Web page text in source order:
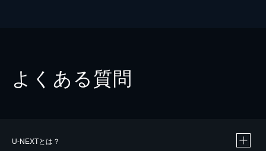
よくある質問
U-NEXTとは？